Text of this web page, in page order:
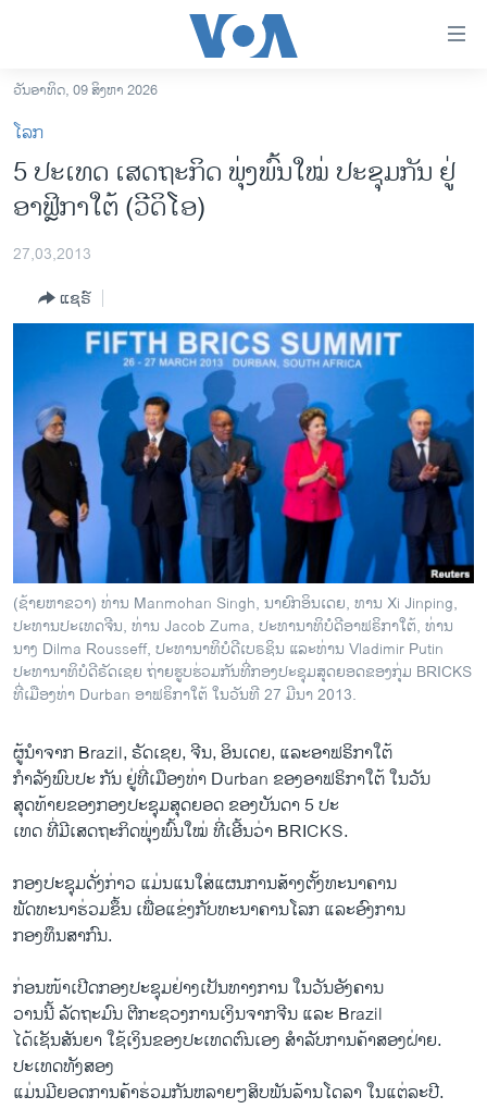
ເຂົ້າ
ຫາ
ຂ້າມ
ຂ້າມ
ຫາ
ອາເມຣິກາ
ການເລືອກຕັ້ງ ປະທານາທີບໍດີ ສະຫະລັດ 2024
ຂ່າວ​ຈີນ
ໂລກ
ອິດສະຫຼະພາບດ້ານການຂ່າວ
ຊີວິດຊາວລາວ
ຊຸມຊົນຊາວລາວ
ວິທະຍາສາດ-ເທັກໂນໂລຈີ
ທຸລະກິດ
ພາສາອັງກິດ
ວີດີໂອ
ສຽງ
ລາຍການກະຈາຍສຽງ
ພາສາຕ່າງໆ
ວັນອາທິດ, 09 ສິງຫາ 2026
ໂລກ
5 ປະເທດ ເສດຖະກິດ ພຸ່ງພົ້ນໃໝ່ ປະຊຸມກັນ ຢູ່
ອາຟຼິກາໃຕ້ (ວີດິໂອ)
27,03,2013
ແຊຣ໌
(ຊ້າຍຫາຂວາ) ທ່ານ Manmohan Singh, ນາຍົກອິນເດຍ, ທານ Xi Jinping,
ປະທານປະເທດຈີນ, ທ່ານ Jacob Zuma, ປະທານາທິບໍດີອາຟຣິກາໃຕ້, ທ່ານ
ນາງ Dilma Rousseff, ປະທານາທິບໍດີເບຣຊິນ ແລະທ່ານ Vladimir Putin
ປະທານາທິບໍດີຣັດເຊຍ ຖ່າຍຮູບຮ່ວມກັນທີ່ກອງປະຊຸມສຸດຍອດຂອງກຸ່ມ BRICKS
ທີ່ເມືອງທ່າ Durban ອາຟຣິກາໃຕ້ ໃນວັນທີ 27 ມີນາ 2013.
ຜູ້ນໍາຈາກ Brazil, ຣັດເຊຍ, ຈີນ, ອິນເດຍ, ແລະອາຟຣິກາໃຕ້
ກໍາລັງພົບປະ ກັນ ຢູ່ທີ່ເມືອງທ່າ Durban ຂອງອາຟຣິກາໃຕ້ ໃນວັນ
ສຸດທ້າຍຂອງກອງປະຊຸມສຸດຍອດ ຂອງບັນດາ 5 ປະ
ເທດ ທີ່ມີເສດຖະກິດພຸ່ງພົ້ນໃໝ່ ທີ່ເອີ້ນວ່າ BRICKS.
ກອງປະຊຸມດັ່ງກ່າວ ແມ່ນແນໃສ່ແຜນການສ້າງຕັ້ງທະນາຄານ
ພັດທະນາຮ່ວມຂຶ້ນ ເພື່ອແຂ່ງກັບທະນາຄານໂລກ ແລະອົງການ
ກອງທຶນສາກົນ.
ກ່ອນໜ້າເປີດກອງປະຊຸມຢ່າງເປັນທາງການ ໃນວັນອັງຄານ
ວານນີ້ ລັດຖະມົນ ຕີກະຊວງການເງິນຈາກຈີນ ແລະ Brazil
ໄດ້ເຊັນສັນຍາ ໃຊ້ເງິນຂອງປະເທດຕົນເອງ ສຳລັບການຄ້າສອງຝ່າຍ.
ປະເທດທັງສອງ
ແມ່ນມີຍອດການຄ້າຮ່ວມກັນຫລາຍໆສິບພັນລ້ານໂດລາ ໃນແຕ່ລະປີ.